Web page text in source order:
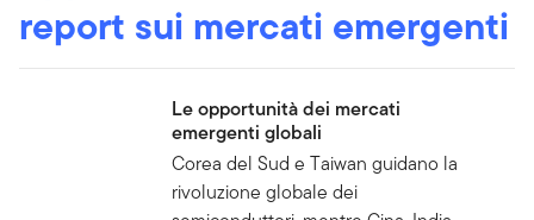
report sui mercati emergenti
Le opportunità dei mercati
emergenti globali
Corea del Sud e Taiwan guidano la
rivoluzione globale dei